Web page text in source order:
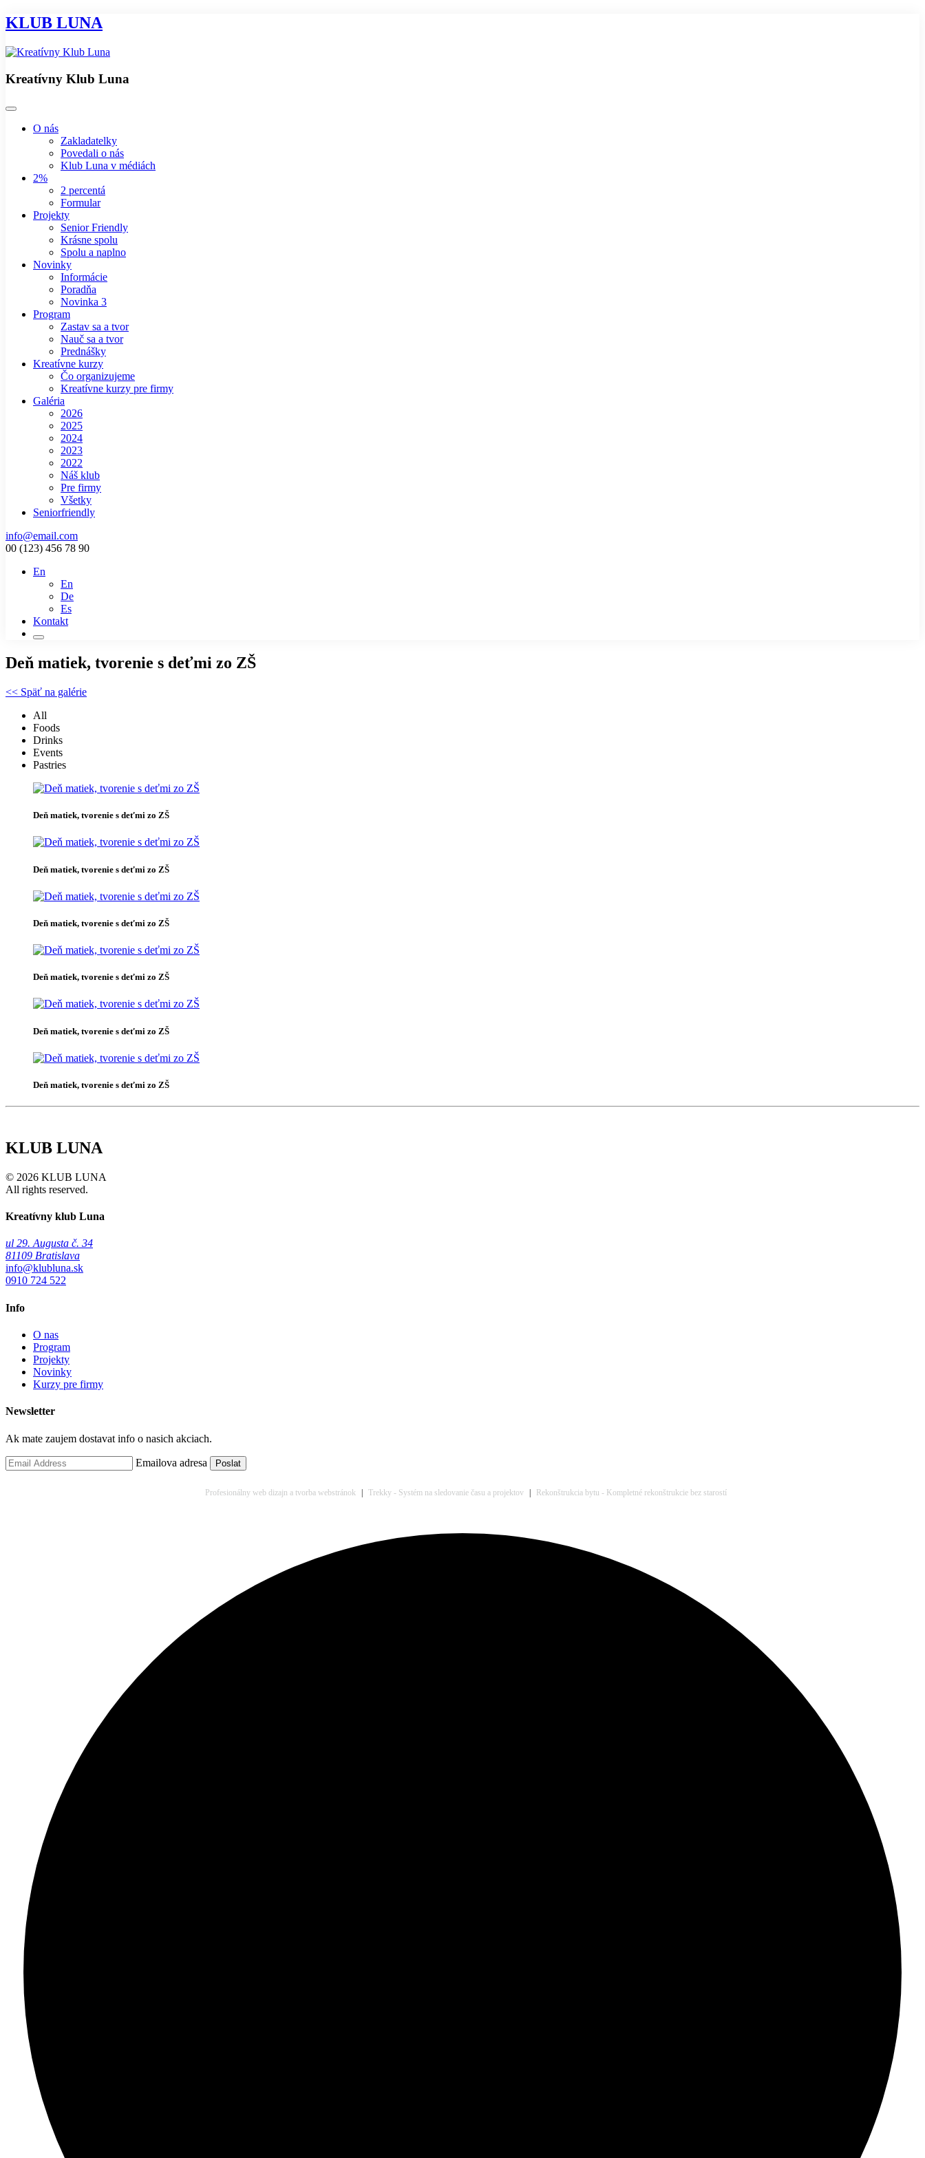
KLUB LUNA
Kreatívny Klub Luna
O nás
Zakladatelky
Povedali o nás
Klub Luna v médiách
2%
2 percentá
Formular
Projekty
Senior Friendly
Krásne spolu
Spolu a naplno
Novinky
Informácie
Poradňa
Novinka 3
Program
Zastav sa a tvor
Nauč sa a tvor
Prednášky
Kreatívne kurzy
Čo organizujeme
Kreatívne kurzy pre firmy
Galéria
2026
2025
2024
2023
2022
Náš klub
Pre firmy
Všetky
Seniorfriendly
info@email.com
00 (123) 456 78 90
En
En
De
Es
Kontakt
Deň matiek, tvorenie s deťmi zo ZŠ
<< Späť na galérie
All
Foods
Drinks
Events
Pastries
Deň matiek, tvorenie s deťmi zo ZŠ
Deň matiek, tvorenie s deťmi zo ZŠ
Deň matiek, tvorenie s deťmi zo ZŠ
Deň matiek, tvorenie s deťmi zo ZŠ
Deň matiek, tvorenie s deťmi zo ZŠ
Deň matiek, tvorenie s deťmi zo ZŠ
KLUB LUNA
© 2026 KLUB LUNA
All rights reserved.
Kreatívny klub Luna
ul 29. Augusta č. 34
81109 Bratislava
info@klubluna.sk
0910 724 522
Info
O nas
Program
Projekty
Novinky
Kurzy pre firmy
Newsletter
Ak mate zaujem dostavat info o nasich akciach.
Emailova adresa
Profesionálny web dizajn a tvorba webstránok | Trekky - Systém na sledovanie času a projektov | Rekonštrukcia bytu - Kompletné rekonštrukcie bez starostí